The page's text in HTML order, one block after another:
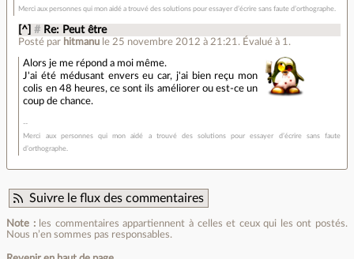
Merci aux personnes qui mon aidé a trouvé des solutions pour essayer d’écrire sans faute d’orthographe.
[^] # Re: Peut être
Posté par hitmanu le 25 novembre 2012 à 21:21 . Évalué à 1 .
Alors je me répond a moi même.
J'ai été médusant envers eu car, j'ai bien reçu mon
colis en 48 heures, ce sont ils améliorer ou est-ce un
coup de chance.
Merci aux personnes qui mon aidé a trouvé des solutions pour essayer d’écrire sans faute
d’orthographe.
Suivre le flux des commentaires
Note :les commentaires appartiennent à celles et ceux qui les ont postés.
Nous n’en sommes pas responsables.